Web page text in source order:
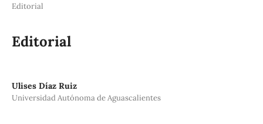
Editorial
Editorial
Ulises Díaz Ruiz
Universidad Autónoma de Aguascalientes